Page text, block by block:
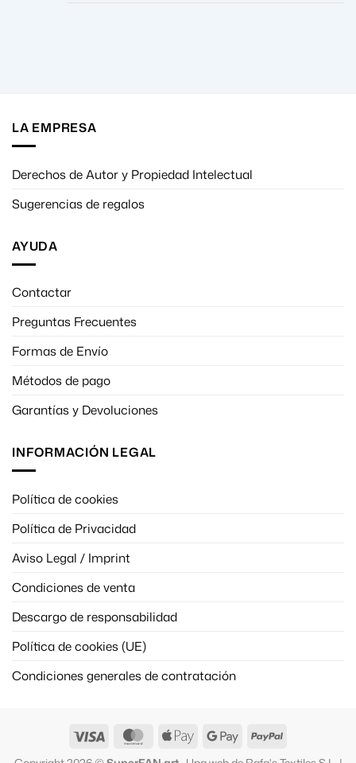
LA EMPRESA
Derechos de Autor y Propiedad Intelectual
Sugerencias de regalos
AYUDA
Contactar
Preguntas Frecuentes
Formas de Envío
Métodos de pago
Garantías y Devoluciones
INFORMACIÓN LEGAL
Política de cookies
Política de Privacidad
Aviso Legal / Imprint
Condiciones de venta
Descargo de responsabilidad
Política de cookies (UE)
Condiciones generales de contratación
Visa MasterCardApple
Google PayPal